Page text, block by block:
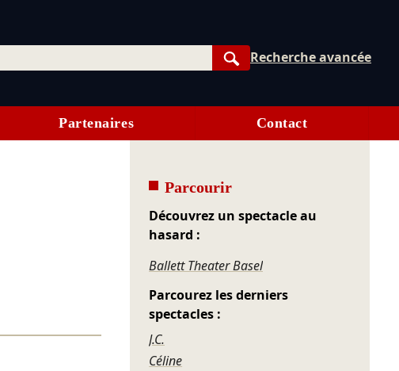
Rechercher
Recherche avancée
Partenaires Contact
Parcourir
Découvrez un spectacle au
hasard :
Ballett Theater Basel
Parcourez les derniers
spectacles :
J.C.
Céline